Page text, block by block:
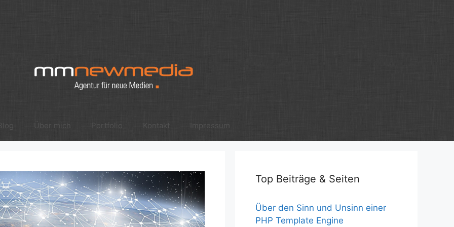
Über mich Portfolio Kontakt Impressum
Top Beiträge & Seiten
Über den Sinn und Unsinn einer
PHP Template Engine